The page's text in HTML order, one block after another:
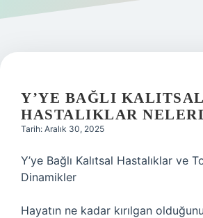
Gizlilik Politikası
Yasal Uyarı
Y’YE BAĞLI KALITSAL
HASTALIKLAR
Tarih: Aralık 30, 2025
Y’ye Bağlı Kalıtsal Hastalıklar ve
Dinamikler
Hayatın ne kadar kırılgan